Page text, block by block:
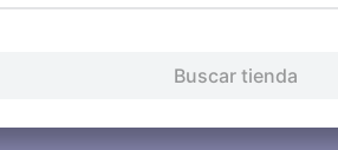
Buscar tienda